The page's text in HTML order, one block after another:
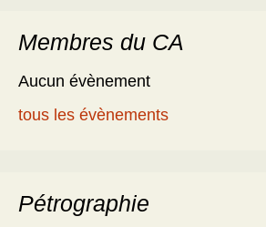
Membres du CA
Aucun évènement
tous les évènements
Pétrographie